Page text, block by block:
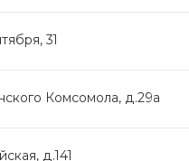
31
Комсомола, д.29а
д.141